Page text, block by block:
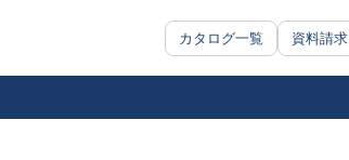
カタログ一覧 資料請求